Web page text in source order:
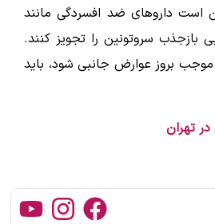
داروهای ضد افسردگی مانند
بازجذب سروتونین را تجویز کنند.
موجب بروز عوارض جانبی شود، باید
تهران